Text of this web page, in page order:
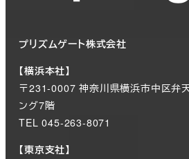
プリズムゲート株式会社
【横浜本社】
〒231-0007 神奈川県横浜市中区弁
ング7階
TEL 045-263-8071
【東京支社】